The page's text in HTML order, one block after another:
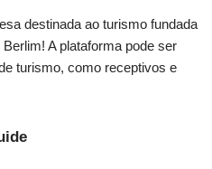
destinada ao turismo fundada
A plataforma pode ser
turismo, como receptivos e